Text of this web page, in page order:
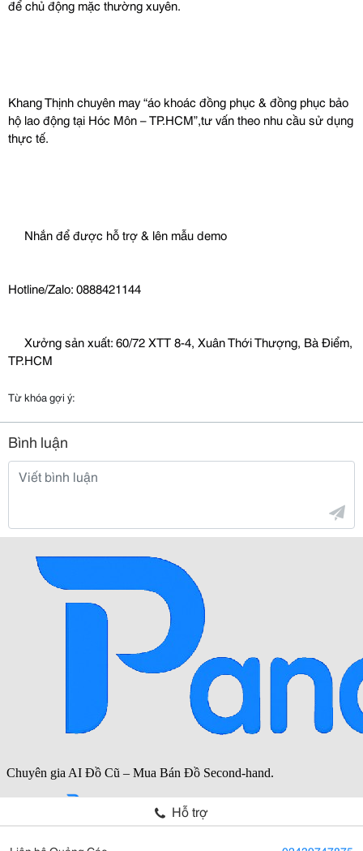
để chủ động mặc thường xuyên.
Khang Thịnh chuyên may “áo khoác đồng phục & đồng phục bảo
hộ lao động tại Hóc Môn – TP.HCM”,tư vấn theo nhu cầu sử dụng
thực tế.
Nhắn để được hỗ trợ & lên mẫu demo
Hotline/Zalo: 0888421144
Xưởng sản xuất: 60/72 XTT 8-4, Xuân Thới Thượng, Bà Điểm,
TP.HCM
Từ khóa gợi ý:
Bình luận
Hỗ trợ